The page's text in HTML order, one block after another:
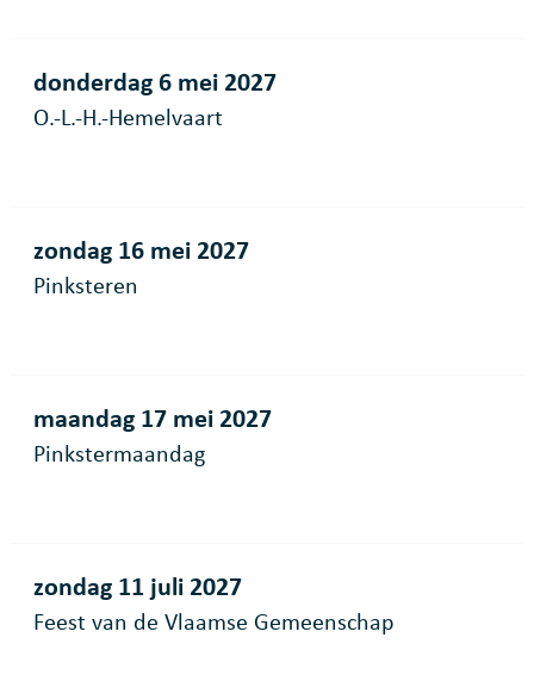
donderdag 6 mei 2027
O.-L.-H.-Hemelvaart
zondag 16 mei 2027
Pinksteren
maandag 17 mei 2027
Pinkstermaandag
zondag 11 juli 2027
Feest van de Vlaamse Gemeenschap